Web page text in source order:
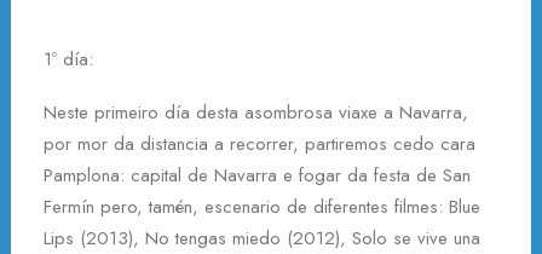
1º día:
Neste primeiro día desta asombrosa viaxe a Navarra,
por mor da distancia a recorrer, partiremos cedo cara
Pamplona: capital de Navarra e fogar da festa de San
Fermín pero, tamén, escenario de diferentes filmes: Blue
Lips (2013), No tengas miedo (2012), Solo se vive una